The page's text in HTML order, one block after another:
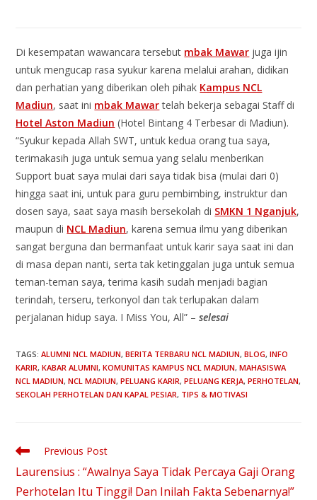
Di kesempatan wawancara tersebut mbak Mawar juga ijin
untuk mengucap rasa syukur karena melalui arahan, didikan
dan perhatian yang diberikan oleh pihak Kampus NCL
Madiun, saat ini mbak Mawartelah bekerja sebagai Staff di
Hotel Aston Madiun (Hotel Bintang 4 Terbesar di Madiun).
“Syukur kepada Allah SWT, untuk kedua orang tua saya,
terimakasih juga untuk semua yang selalu menberikan
Support buat saya mulai dari saya tidak bisa (mulai dari 0)
hingga saat ini, untuk para guru pembimbing, instruktur dan
dosen saya, saat saya masih bersekolah di SMKN 1 Nganjuk,
maupun di NCL Madiun, karena semua ilmu yang diberikan
sangat berguna dan bermanfaat untuk karir saya saat ini dan
di masa depan nanti, serta tak ketinggalan juga untuk semua
teman-teman saya, terima kasih sudah menjadi bagian
terindah, terseru, terkonyol dan tak terlupakan dalam
perjalanan hidup saya. I Miss You, All” –selesai
TAGS:ALUMNI NCL MADIUN, BERITA TERBARU NCL MADIUN, BLOG, INFO
KARIR, KABAR ALUMNI, KOMUNITAS KAMPUS NCL MADIUN, MAHASISWA
NCL MADIUN, NCL MADIUN, PELUANG KARIR, PELUANG KERJA, PERHOTELAN,
SEKOLAH PERHOTELAN DAN KAPAL PESIAR, TIPS & MOTIVASI
Previous Post
Laurensius : “Awalnya Saya Tidak Percaya Gaji Orang
Perhotelan Itu Tinggi! Dan Inilah Fakta Sebenarnya!”